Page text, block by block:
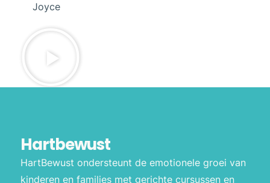
Joyce
Hartbewust
HartBewust ondersteunt de emotionele groei van
kinderen en families met gerichte cursussen en